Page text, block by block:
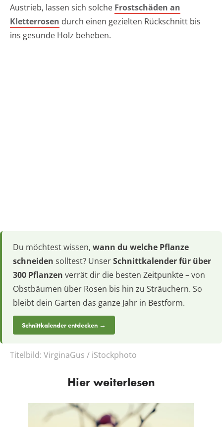
Austrieb, lassen sich solche Frostschäden an
Kletterrosen durch einen gezielten Rückschnitt bis
ins gesunde Holz beheben.
Du möchtest wissen, wann du welche Pflanze
schneiden solltest? UnserSchnittkalender für über
300 Pflanzen verrät dir die besten Zeitpunkte – von
Obstbäumen über Rosen bis hin zu Sträuchern. So
bleibt dein Garten das ganze Jahr in Bestform.
Schnittkalender entdecken →
Titelbild: VirginaGus / iStockphoto
Hier weiterlesen